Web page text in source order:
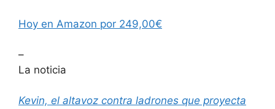
Hoy en Amazon por 249,00€
–
La noticia
Kevin, el altavoz contra ladrones que proyecta